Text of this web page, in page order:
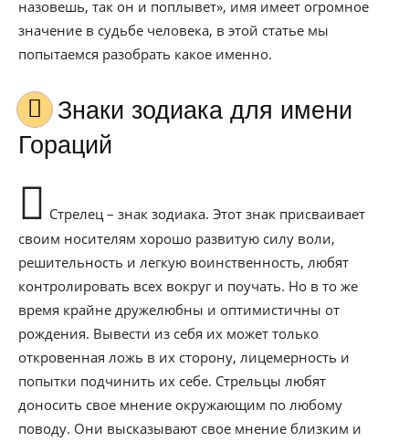
назовешь, так он и поплывет», имя имеет огромное
значение в судьбе человека, в этой статье мы
попытаемся разобрать какое именно.
Знаки зодиака для имени
Гораций
Стрелец – знак зодиака. Этот знак присваивает
своим носителям хорошо развитую силу воли,
решительность и легкую воинственность, любят
контролировать всех вокруг и поучать. Но в то же
время крайне дружелюбны и оптимистичны от
рождения. Вывести из себя их может только
откровенная ложь в их сторону, лицемерность и
попытки подчинить их себе. Стрельцы любят
доносить свое мнение окружающим по любому
поводу. Они высказывают свое мнение близким и